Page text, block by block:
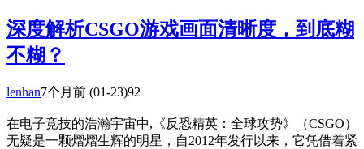
深度解析CSGO游戏画面清晰度，到底糊
不糊？
lenhan7个月前 (01-23)92
在电子竞技的浩瀚宇宙中,《反恐精英：全球攻势》（CSGO）
无疑是一颗熠熠生辉的明星，自2012年发行以来，它凭借着紧